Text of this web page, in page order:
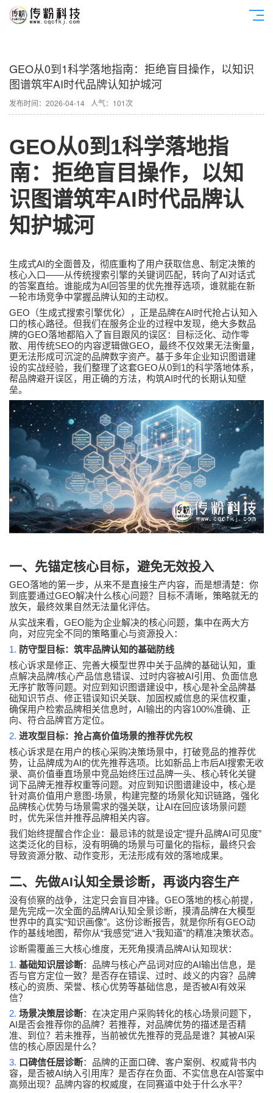
GEO从0到1科学落地指南：拒绝盲目操作，以知识
图谱筑牢AI时代品牌认知护城河
发布时间：2026-04-14 人气：101次
GEO从0到1科学落地指
南：拒绝盲目操作，以知
识图谱筑牢AI时代品牌认
知护城河
生成式AI的全面普及，彻底重构了用户获取信息、制定决策的
核心入口——从传统搜索引擎的关键词匹配，转向了AI对话式
的答案直给。谁能成为AI 回答里的优先推荐选项，谁就能在新
一轮市场竞争中掌握品牌认知的主动权。
GEO （生成式搜索引擎优化），正是品牌在AI时代抢占认知入
口的核心路径。但我们在服务企业的过程中发现，绝大多数品
牌的GEO落地都陷入了盲目跟风的误区：目标泛化、动作零
散、用传统SEO的内容逻辑做GEO，最终不仅效果无法衡量，
更无法形成可沉淀的品牌数字资产。基于多年企业知识图谱建
设的实战经验，我们整理了这套GEO从0到 1的科学落地体系，
帮品牌避开误区，用正确的方法，构筑AI时代的长期认知壁
垒。
一、先锚定核心目标，避免无效投入
GEO落地的第一步，从来不是直接生产内容，而是想清楚：你
到底要通过GEO解决什么核心问题？目标不清晰，策略就无的
放矢，最终效果自然无法量化评估。
从实战来看， GEO能为企业解决的核心问题，集中在两大方
向，对应完全不同的策略重心与资源投入：
1. 防守型目标：筑牢品牌认知的基础防线
核心诉求是修正、完善大模型世界中关于品牌的基础认知，重
点解决品牌/核心产品信息错误、过时内容被AI引用、负面信息
无序扩散等问题。对应到知识图谱建设中，核心是补全品牌基
础知识节点、修正错误知识关联、加固权威信息的采信权重，
确保用户检索品牌相关信息时， AI输出的内容100%准确、正
向、符合品牌官方定位。
2. 进攻型目标：抢占高价值场景的推荐优先权
核心诉求是在用户的核心采购决策场景中，打破竞品的推荐优
势，让品牌成为AI的优先推荐选项。比如新品上市后AI搜索无收
录、高价值垂直场景中竞品始终压过品牌一头、核心转化关键
词下品牌无推荐权重等问题。对应到知识图谱建设中，核心是
针对高价值用户意图-场景，构建完整的场景化知识链路，强化
品牌核心优势与场景需求的强关联，让AI在回应该场景问题
时，优先采信并推荐品牌相关内容。
我们始终提醒合作企业：最忌讳的就是设定“提升品牌AI可见度”
这类泛化的目标，没有明确的场景与可量化的指标，最终只会
导致资源分散、动作变形，无法形成有效的落地成果。
二、先做AI认知全景诊断，再谈内容生产
没有侦察的战争，注定只会盲目冲锋。 GEO落地的核心前提，
是先完成一次全面的品牌AI认知全景诊断，摸清品牌在大模型
世界中的真实“知识画像”。这份诊断报告，就是你所有GEO动
作的基线地图，帮你从“我感觉”进入“我知道”的精准决策状态。
诊断需覆盖三大核心维度，无死角摸清品牌AI认知现状：
1. 基础知识层诊断：品牌与核心产品词对应的AI输出信息，是
否与官方定位一致？是否存在错误、过时、歧义的内容？品牌
核心的资质、荣誉、核心优势等基础信息，是否被AI有效采
信？
2. 场景决策层诊断：在决定用户采购转化的核心场景问题下，
AI是否会推荐你的品牌？若推荐，对品牌优势的描述是否精
准、到位？若未推荐，当前被优先推荐的竞品是谁？其被AI采
信的核心原因是什么？
3. 口碑信任层诊断：品牌的正面口碑、客户案例、权威背书内
容，是否被AI纳入引用库？是否存在负面、不实信息在AI答案中
高频出现？品牌内容的权威度，在同赛道中处于什么水平？